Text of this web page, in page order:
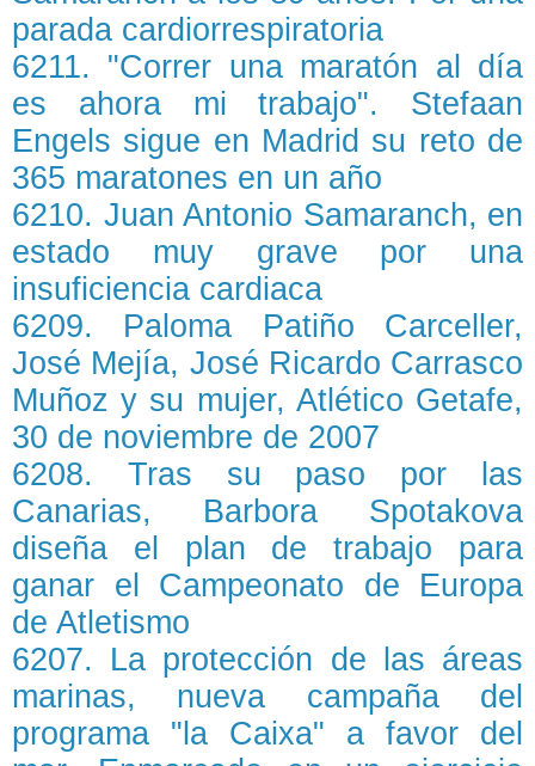
parada cardiorrespiratoria
6211. "Correr una maratón al día
es ahora mi trabajo". Stefaan
Engels sigue en Madrid su reto de
365 maratones en un año
6210. Juan Antonio Samaranch, en
estado muy grave por una
insuficiencia cardiaca
6209. Paloma Patiño Carceller,
José Mejía, José Ricardo Carrasco
Muñoz y su mujer, Atlético Getafe,
30 de noviembre de 2007
6208. Tras su paso por las
Canarias, Barbora Spotakova
diseña el plan de trabajo para
ganar el Campeonato de Europa
de Atletismo
6207. La protección de las áreas
marinas, nueva campaña del
programa "la Caixa" a favor del